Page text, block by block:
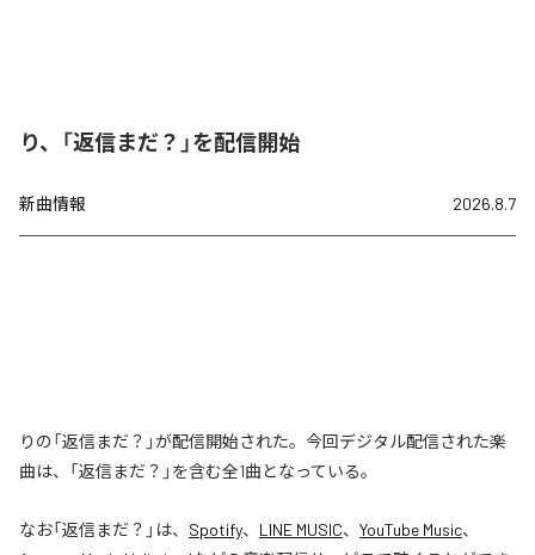
り、「返信まだ？」を配信開始
新曲情報 2026.8.7
りの「返信まだ？」が配信開始された。今回デジタル配信された楽
曲は、「返信まだ？」を含む全1曲となっている。
なお「返信まだ？ 」は、 Spotify、 LINE MUSIC、 YouTube Music、